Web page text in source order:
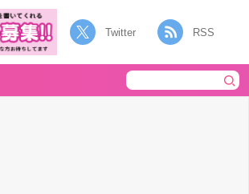
Twitter RSS